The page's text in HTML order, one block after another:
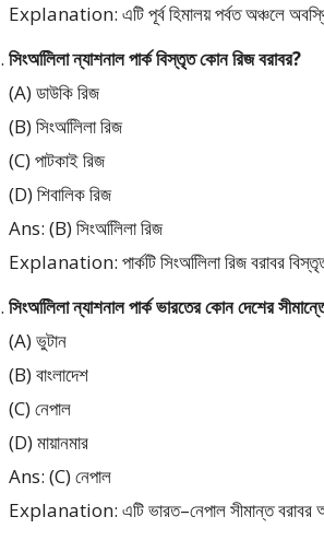
Explanation: এটি পূর্ব হিমালয় পর্বত অঞ্চলে
সিংঅলিিলা ন্যাশনাল পার্ক বিস্তৃত কোন রিজ বরাবর?
(A) ডাউকি রিজ
(B) সিংঅলিিলা রিজ
(C) পাটকাই রিজ
(D) শিবালিক রিজ
Ans: (B) সিংঅলিিলা রিজ
Explanation: পার্কটি সিংঅলিিলা রিজ বরাবর
সিংঅলিিলা ন্যাশনাল পার্ক ভারতের কোন দেশের
(A) ভুটান
(B) বাংলাদেশ
(C) নেপাল
(D) মায়ানমার
Ans: (C) নেপাল
Explanation: এটি ভারত–নেপাল সীমান্ত বরাবর